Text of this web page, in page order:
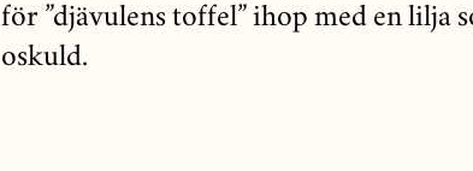
för ”djävulens toffel” ihop med en lilja
oskuld.